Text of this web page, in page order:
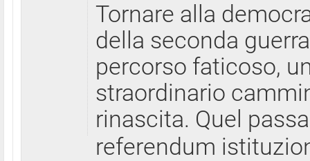
Tornare alla
della seconda
percorso faticoso,
straordinario
rinascita. Quel
referendum